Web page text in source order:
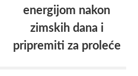
energijom nakon
zimskih dana i
pripremiti za proleće